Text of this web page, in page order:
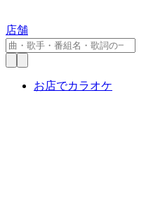
店舗
お店でカラオケ